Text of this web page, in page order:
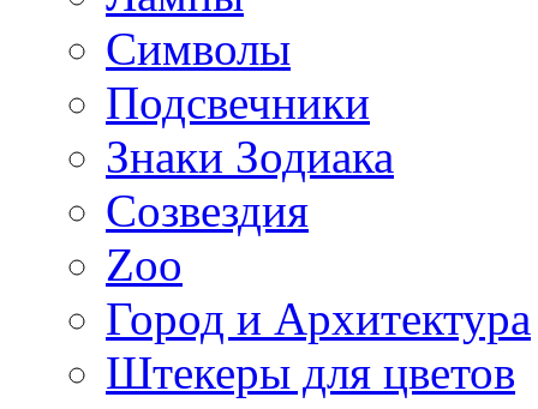
Символы
Подсвечники
Знаки Зодиака
Созвездия
Zoo
Город и Архитектура
Штекеры для цветов